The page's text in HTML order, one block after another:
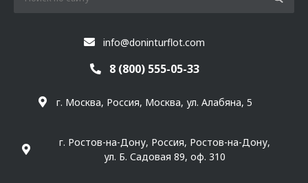
info@doninturflot.com
8 (800) 555-05-33
г. Москва, Россия, Москва, ул. Алабяна, 5
г. Ростов-на-Дону, Россия, Ростов-на-Дону,
ул. Б. Садовая 89, оф. 310